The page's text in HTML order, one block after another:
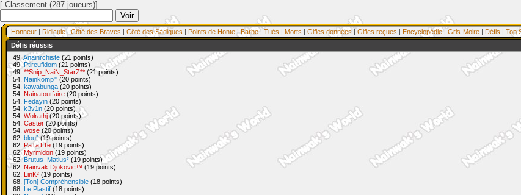
[ Classement (287 joueurs)]
Honneur | Ridicule|Côté des Braves | Côté des Sadiques | Points de Honte |Barbe| Tués | Morts | Gifles données | Gifles reçues | Encyclopédie| Gris-Moire | Défis | Top
Défis réussis
49.Anainrchiste (21 points)
49.Ptireufidom (21 points)
49. **Snip_NaiN_StarZ** (21 points)
54. Nainkomp"' (20 points)
54. kawabunga (20 points)
54. Nainatoutfaire (20 points)
54. Fedayin (20 points)
54. k3v1n (20 points)
54. Wolrathj (20 points)
54. Caster (20 points)
54. wose (20 points)
62. blou²(19 points)
62. PaTaTTe (19 points)
62.Myrmidon (19 points)
62.Brutus_Matius² (19 points)
62. Nainvak Djokovic™ (19 points)
62. LinK² (19 points)
68. [Ton] Compréhensible (18 points)
68. Le Plastif (18 points)